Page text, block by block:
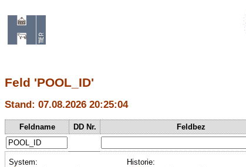
Feld 'POOL_ID'
Stand: 07.08.2026 20:25:04
Feldname DD Nr. Feldbez
System:
Historie: